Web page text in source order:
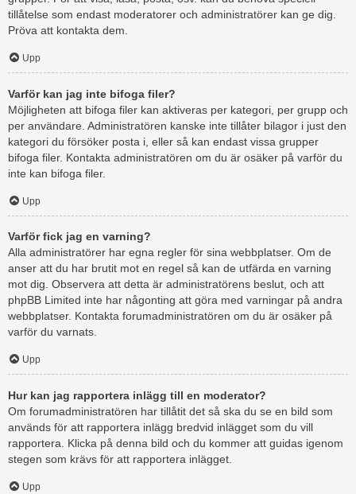
tillåtelse som endast moderatorer och administratörer kan ge dig.
Pröva att kontakta dem.
Upp
Varför kan jag inte bifoga filer?
Möjligheten att bifoga filer kan aktiveras per kategori, per grupp och
per användare. Administratören kanske inte tillåter bilagor i just den
kategori du försöker posta i, eller så kan endast vissa grupper
bifoga filer. Kontakta administratören om du är osäker på varför du
inte kan bifoga filer.
Upp
Varför fick jag en varning?
Alla administratörer har egna regler för sina webbplatser. Om de
anser att du har brutit mot en regel så kan de utfärda en varning
mot dig. Observera att detta är administratörens beslut, och att
phpBB Limited inte har någonting att göra med varningar på andra
webbplatser. Kontakta forumadministratören om du är osäker på
varför du varnats.
Upp
Hur kan jag rapportera inlägg till en moderator?
Om forumadministratören har tillåtit det så ska du se en bild som
används för att rapportera inlägg bredvid inlägget som du vill
rapportera. Klicka på denna bild och du kommer att guidas igenom
stegen som krävs för att rapportera inlägget.
Upp